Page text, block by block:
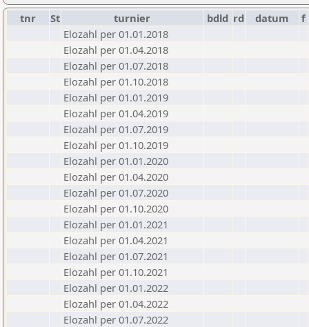
tnr St turnier bdld rd datum
f
Elozahl per 01.01.2018
Elozahl per 01.04.2018
Elozahl per 01.07.2018
Elozahl per 01.10.2018
Elozahl per 01.01.2019
Elozahl per 01.04.2019
Elozahl per 01.07.2019
Elozahl per 01.10.2019
Elozahl per 01.01.2020
Elozahl per 01.04.2020
Elozahl per 01.07.2020
Elozahl per 01.10.2020
Elozahl per 01.01.2021
Elozahl per 01.04.2021
Elozahl per 01.07.2021
Elozahl per 01.10.2021
Elozahl per 01.01.2022
Elozahl per 01.04.2022
Elozahl per 01.07.2022